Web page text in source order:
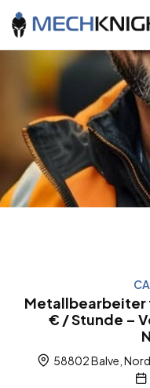
Metallbearbeiter
€ / Stunde –
58802 Balve,